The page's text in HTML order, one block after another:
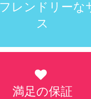
レンドリーな
ス
満足の保証